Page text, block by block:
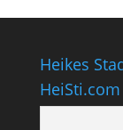
Heikes
HeiSti.com